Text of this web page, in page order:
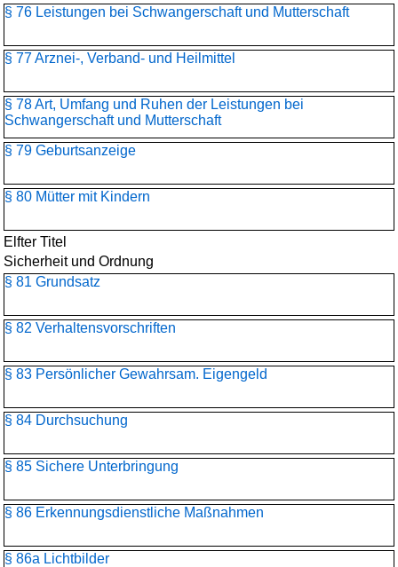
§ 76 Leistungen bei Schwangerschaft und Mutterschaft
§ 77 Arznei-, Verband- und Heilmittel
§ 78 Art, Umfang und Ruhen der Leistungen bei
Schwangerschaft und Mutterschaft
§ 79 Geburtsanzeige
§ 80 Mütter mit Kindern
Elfter Titel
Sicherheit und Ordnung
§ 81 Grundsatz
§ 82 Verhaltensvorschriften
§ 83 Persönlicher Gewahrsam. Eigengeld
§ 84 Durchsuchung
§ 85 Sichere Unterbringung
§ 86 Erkennungsdienstliche Maßnahmen
§ 86a Lichtbilder